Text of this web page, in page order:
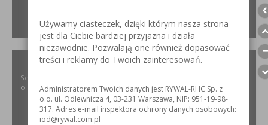
ZOBACZ
SZLIFOWANIE.INFO
Serwis internetowy poświęcony obróbce stali nierdzewnej. Wszystko
o materiałach, urządzeniach i technologiach.
Używamy ciasteczek, dzięki którym nasza strona
jest dla Ciebie bardziej przyjazna i działa
niezawodnie. Pozwalają one również dopasować
treści i reklamy do Twoich zainteresowań.
Administratorem Twoich danych jest RYWAL-RHC Sp. z
o.o. ul. Odlewnicza 4, 03-231 Warszawa, NIP: 951-19-98-
317. Adres e-mail inspektora ochrony danych osobowych:
iod@rywal.com.pl